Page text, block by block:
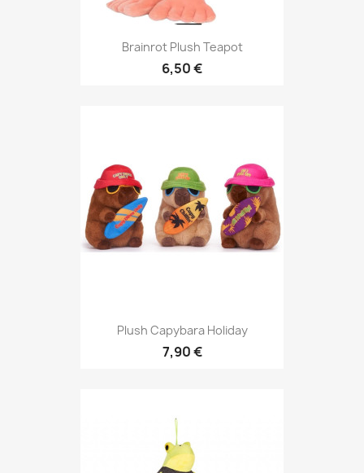
Brainrot Plush Teapot
6,50 €
Plush Capybara Holiday
7,90 €